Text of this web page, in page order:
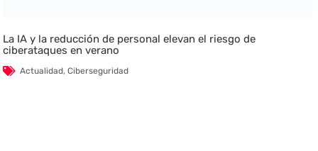
La IA y la reducción de personal elevan el riesgo de
ciberataques en verano
Actualidad,Ciberseguridad